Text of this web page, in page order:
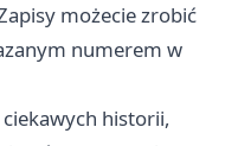
możecie zrobić
numerem w
ciekawych historii,